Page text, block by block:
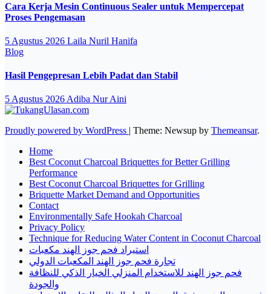
Cara Kerja Mesin Continuous Sealer untuk Mempercepat
Proses Pengemasan
5 Agustus 2026 Laila Nuril Hanifa
Blog
Hasil Pengepresan Lebih Padat dan Stabil
5 Agustus 2026 Adiba Nur Aini
Proudly powered by WordPress | Theme: Newsup by Themeansar.
Home
Best Coconut Charcoal Briquettes for Better Grilling
Performance
Best Coconut Charcoal Briquettes for Grilling
Briquette Market Demand and Opportunities
Contact
Environmentally Safe Hookah Charcoal
Privacy Policy
Technique for Reducing Water Content in Coconut Charcoal
استيراد فحم جوز الهند مكعبات
تجارة فحم جوز الهند المكعبات الدولي
فحم جوز الهند للاستخدام المنزلي الخيار الذكي للنظافة
والجودة